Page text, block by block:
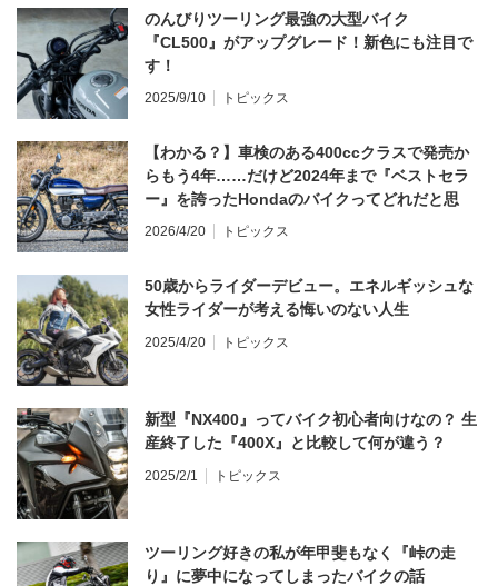
のんびりツーリング最強の大型バイク
『CL500』がアップグレード！新色にも注目で
す！
2025/9/10 トピックス
【わかる？】車検のある400ccクラスで発売か
らもう4年……だけど2024年まで『ベストセラ
ー』を誇ったHondaのバイクってどれだと思
う？
2026/4/20 トピックス
50歳からライダーデビュー。エネルギッシュな
女性ライダーが考える悔いのない人生
2025/4/20 トピックス
新型『NX400』ってバイク初心者向けなの？ 生
産終了した『400X』と比較して何が違う？
2025/2/1 トピックス
ツーリング好きの私が年甲斐もなく『峠の走
り』に夢中になってしまったバイクの話